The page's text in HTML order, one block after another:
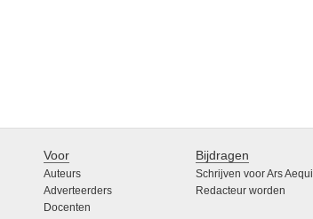
Voor
Auteurs
Adverteerders
Docenten
Bijdragen
Schrijven voor Ars Aequi
Redacteur worden